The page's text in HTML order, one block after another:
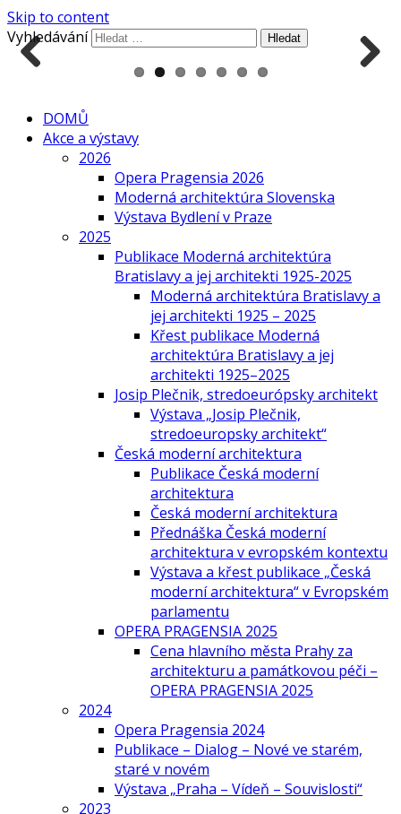
Skip to content
Vyhledávání
DOMŮ
Akce a výstavy
2026
Opera Pragensia 2026
Moderná architektúra Slovenska
Výstava Bydlení v Praze
2025
Publikace Moderná architektúra
Bratislavy a jej architekti 1925-2025
Moderná architektúra Bratislavy a
jej architekti 1925 – 2025
Křest publikace Moderná
architektúra Bratislavy a jej
architekti 1925–2025
Josip Plečnik, stredoeurópsky architekt
Výstava „Josip Plečnik,
stredoeuropsky architekt“
Česká moderní architektura
Publikace Česká moderní
architektura
Česká moderní architektura
Přednáška Česká moderní
architektura v evropském kontextu
Výstava a křest publikace „Česká
moderní architektura“ v Evropském
parlamentu
OPERA PRAGENSIA 2025
Cena hlavního města Prahy za
architekturu a památkovou péči –
OPERA PRAGENSIA 2025
2024
Opera Pragensia 2024
Publikace – Dialog – Nové ve starém,
staré v novém
Výstava „Praha – Vídeň – Souvislosti“
2023